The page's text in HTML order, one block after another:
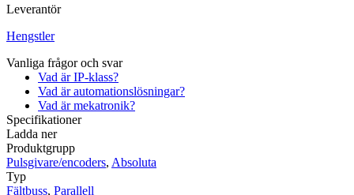
Leverantör
Hengstler
Vanliga frågor och svar
Vad är IP-klass?
Vad är automationslösningar?
Vad är mekatronik?
Specifikationer
Ladda ner
Produktgrupp
Pulsgivare/encoders, Absoluta
Typ
Fältbuss, Parallell